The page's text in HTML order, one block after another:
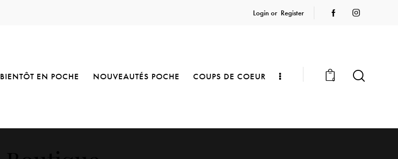
Login or Register
BIENTÔT EN POCHE NOUVEAUTÉS POCHE COUPS DE COEUR 0